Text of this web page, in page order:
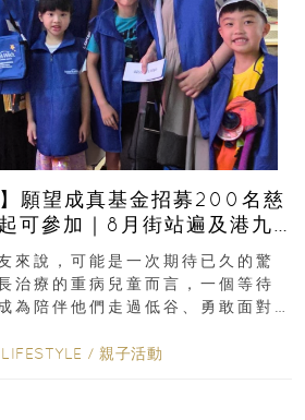
願望成真基金招募200名慈
可參加｜8月街站遍及港九
來說，可能是一次期待已久的驚
治療的重病兒童而言，一個等待
為陪伴他們走過低谷、勇敢面對
LIFESTYLE / 親子活動